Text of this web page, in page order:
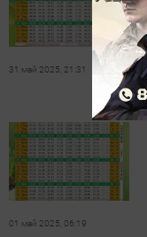
31 май 2025, 21:31
01 май 2025, 06:19